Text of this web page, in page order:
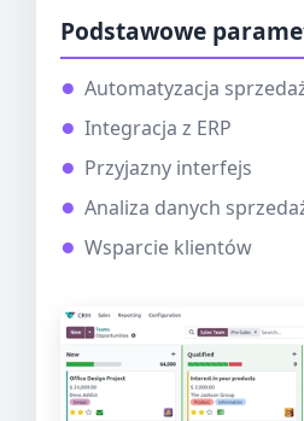
Podstawowe
Automatyzacja
Integracja z ERP
Przyjazny interfejs
Analiza danych
Wsparcie klientów